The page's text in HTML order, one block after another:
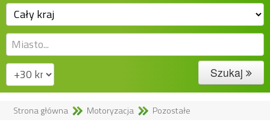
Szukaj
Strona główna Motoryzacja Pozostałe